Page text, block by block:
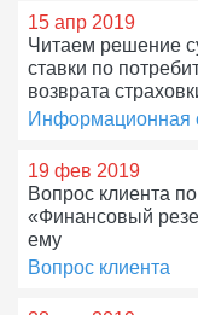
15 апр 2019
Читаем решение
ставки по
возврата
Информационная
19 фев 2019
Вопрос клиента
«Финансовый
ему
Вопрос клиента